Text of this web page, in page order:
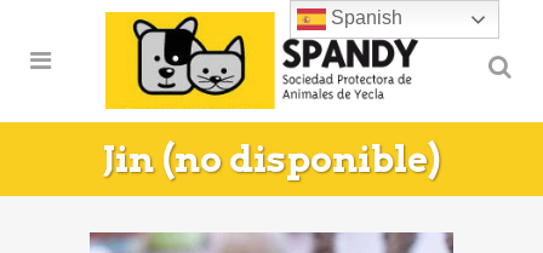
Jin (no disponible)
Spanish